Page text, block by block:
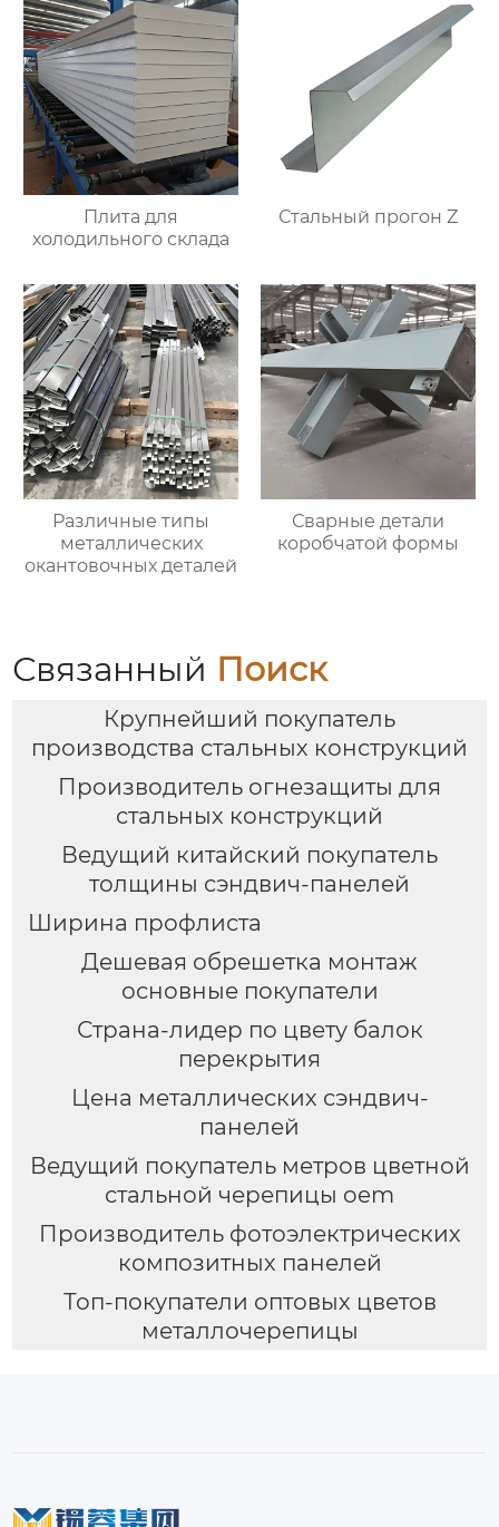
Плита для
холодильного склада
Стальный прогон Z
Различные типы
металлических
окантовочных деталей
Сварные детали
коробчатой формы
Связанный Поиск
Крупнейший покупатель
производства стальных конструкций
Производитель огнезащиты для
стальных конструкций
Ведущий китайский покупатель
толщины сэндвич-панелей
Ширина профлиста
Дешевая обрешетка монтаж
основные покупатели
Страна-лидер по цвету балок
перекрытия
Цена металлических сэндвич-
панелей
Ведущий покупатель метров цветной
стальной черепицы oem
Производитель фотоэлектрических
композитных панелей
Топ-покупатели оптовых цветов
металлочерепицы